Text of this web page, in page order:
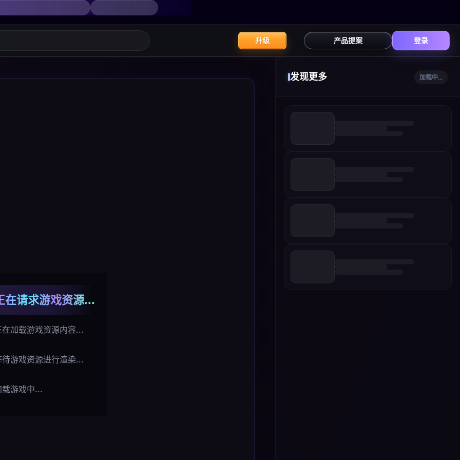
升级 产品提案 登录
在请求游戏资源...
在加载游戏资源内容...
待游戏资源进行渲染...
载游戏中...
发现更多 加载中...